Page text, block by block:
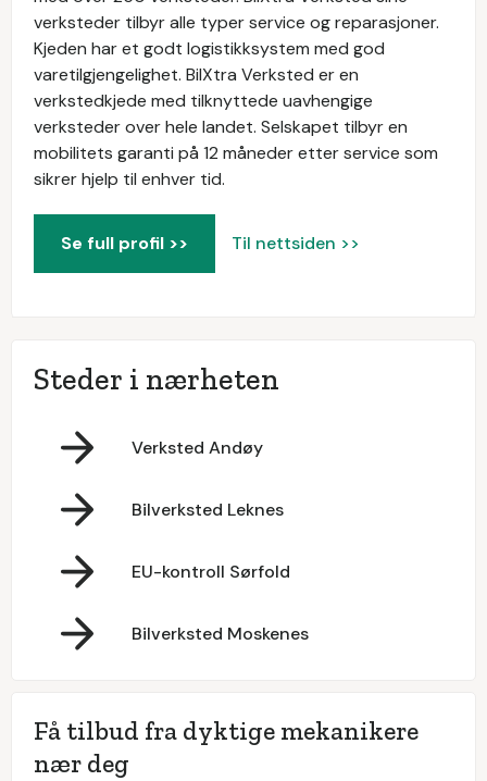
verksteder tilbyr alle typer service og reparasjoner.
Kjeden har et godt logistikksystem med god
varetilgjengelighet. BilXtra Verksted er en
verkstedkjede med tilknyttede uavhengige
verksteder over hele landet. Selskapet tilbyr en
mobilitets garanti på 12 måneder etter service som
sikrer hjelp til enhver tid.
Se full profil >> Til nettsiden >>
Steder i nærheten
Verksted Andøy
Bilverksted Leknes
EU-kontroll Sørfold
Bilverksted Moskenes
Få tilbud fra dyktige mekanikere
nær deg